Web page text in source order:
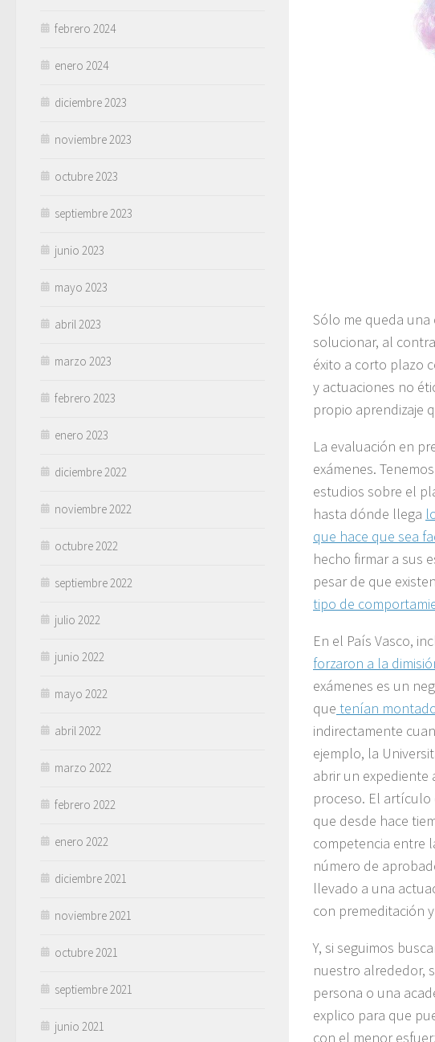
Sólo me queda
solucionar, al
éxito a corto plazo
y actuaciones no
propio aprendizaje
La evaluación en
exámenes. Tenemos
estudios sobre el
hasta dónde llega
que hace que sea
hecho firmar a sus
pesar de que
tipo de
En el País Vasco,
forzaron a la
exámenes es un
que tenían
indirectamente
ejemplo, la
abrir un
proceso. El artículo
que desde hace
competencia entre
número de
llevado a una
con premeditación
Y, si seguimos
nuestro alrededor,
persona o una
explico para que
con el menor
febrero 2024
enero 2024
diciembre 2023
noviembre 2023
octubre 2023
septiembre 2023
junio 2023
mayo 2023
abril 2023
marzo 2023
febrero 2023
enero 2023
diciembre 2022
noviembre 2022
octubre 2022
septiembre 2022
julio 2022
junio 2022
mayo 2022
abril 2022
marzo 2022
febrero 2022
enero 2022
diciembre 2021
noviembre 2021
octubre 2021
septiembre 2021
junio 2021